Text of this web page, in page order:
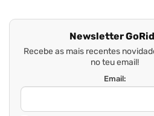
Newsletter
Recebe as mais recentes
no teu email!
Email: